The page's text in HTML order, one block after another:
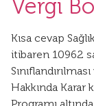
Vergi
Kısa cevap
itibaren 10962
Hakkında Karar